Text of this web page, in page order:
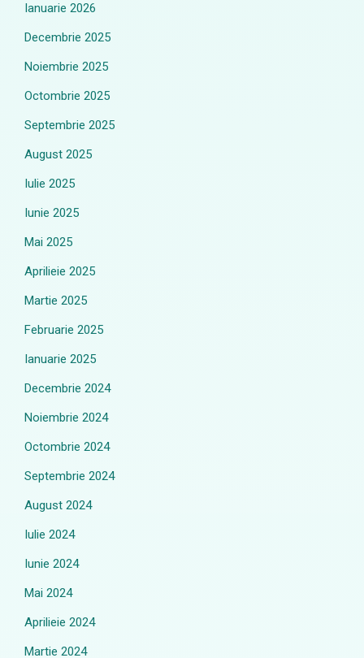
Ianuarie 2026
Decembrie 2025
Noiembrie 2025
Octombrie 2025
Septembrie 2025
August 2025
Iulie 2025
Iunie 2025
Mai 2025
Aprilieie 2025
Martie 2025
Februarie 2025
Ianuarie 2025
Decembrie 2024
Noiembrie 2024
Octombrie 2024
Septembrie 2024
August 2024
Iulie 2024
Iunie 2024
Mai 2024
Aprilieie 2024
Martie 2024